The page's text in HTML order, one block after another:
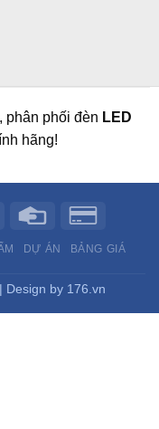
phân phối đèn LED
hãng!
DỰ ÁN
BẢNG GIÁ
Design by 176.vn